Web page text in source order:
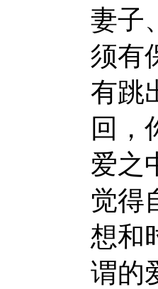
妻子
须有
有跳
回，
爱之
觉得
想和
谓的